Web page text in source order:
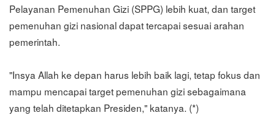
Pelayanan Pemenuhan Gizi (SPPG) lebih kuat, dan target
pemenuhan gizi nasional dapat tercapai sesuai arahan
pemerintah.
"Insya Allah ke depan harus lebih baik lagi, tetap fokus dan
mampu mencapai target pemenuhan gizi sebagaimana
yang telah ditetapkan Presiden," katanya. (*)